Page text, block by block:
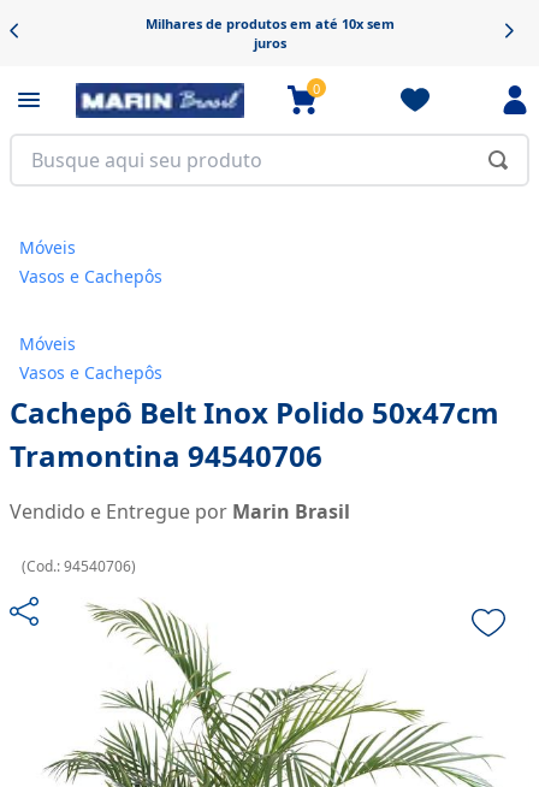
Milhares de produtos em até 10x sem
juros
0
Móveis
Vasos e Cachepôs
Móveis
Vasos e Cachepôs
Cachepô Belt Inox Polido 50x47cm
Tramontina 94540706
Vendido e Entregue por Marin Brasil
(Cod.:94540706)